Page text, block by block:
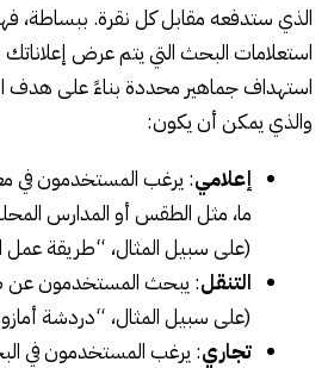
الذي ستدفعه مقابل كل نقرة. ببساطة،
استعلامات البحث التي يتم عرض إعلاناتك
استهداف جماهير محددة بناءً على هدف
والذي يمكن أن يكون:
إعلامي: يرغب المستخدمون في
ما، مثل الطقس أو المدارس
(على سبيل المثال، “طريقة عمل
التنقل: يبحث المستخدمون
(على سبيل المثال، “دردشة
تجاري: يرغب المستخدمون في